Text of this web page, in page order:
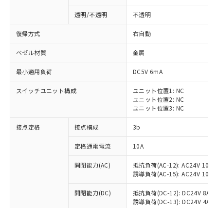
透明/不透明 不透明
復帰方式 右自動
ベゼル材質 金属
最小適用負荷 DC5V 6mA
スイッチユニット構成
ユニット位置1: NC
ユニット位置2: NC
ユニット位置3: NC
接点定格 接点構成 3b
定格通電電流 10A
開閉能力(AC)
抵抗負荷(AC-12): AC24V 10A/
誘導負荷(AC-15): AC24V
開閉能力(DC)
抵抗負荷(DC-12): DC24V 8A/
誘導負荷(DC-13): DC24V 4A/
ご利用条件
対応済み：EU RoHS指令（10物質）の
非含有に対応した製品が提供可能な商品で
有に対応した製品に切り替える予定のある